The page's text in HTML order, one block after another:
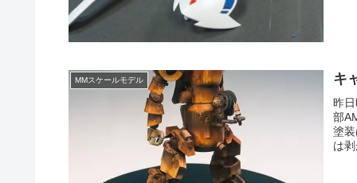
MMスケールモデル キ
昨
部
塗
は